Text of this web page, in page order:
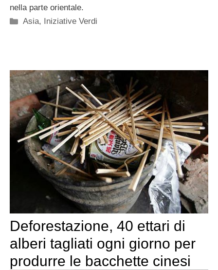
nella parte orientale.
Categorie
Asia, Iniziative Verdi
Deforestazione, 40 ettari di
alberi tagliati ogni giorno per
produrre le bacchette cinesi